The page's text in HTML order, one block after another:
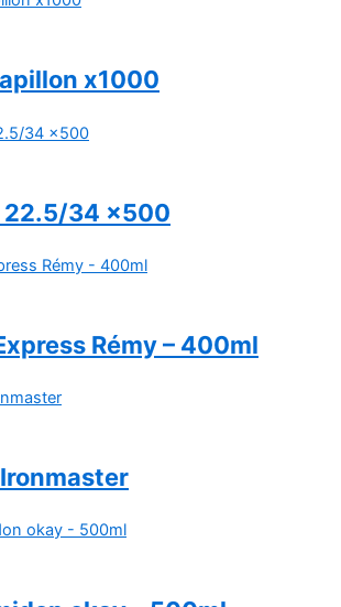
x1000
22.5/34 x500
Rémy – 400ml